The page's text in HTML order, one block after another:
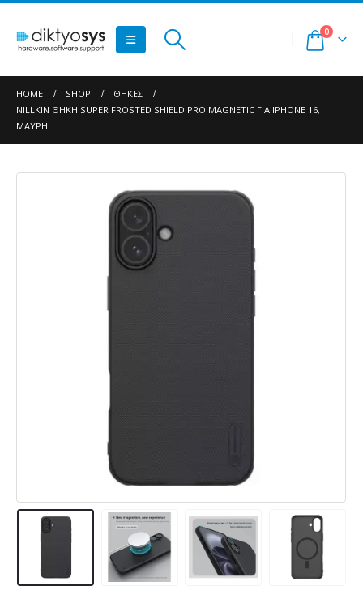
0
HOME SHOP
ΘΉΚΕΣ
NILLKIN ΘΉΚΗ SUPER FROSTED SHIELD PRO MAGNETIC ΓΙΑ IPHONE 16,
ΜΑΎΡΗ